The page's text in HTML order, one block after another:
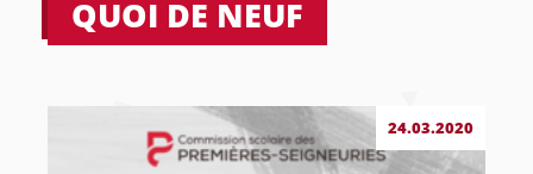
QUOI DE NEUF
24.03.2020